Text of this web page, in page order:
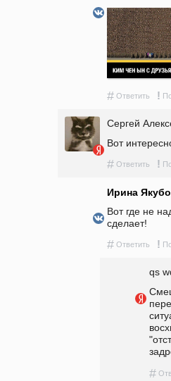
# Ответить !
Сергей
Вот
# Ответить !
Ирина
Вот где не
сделает!
# Ответить !
qs
#